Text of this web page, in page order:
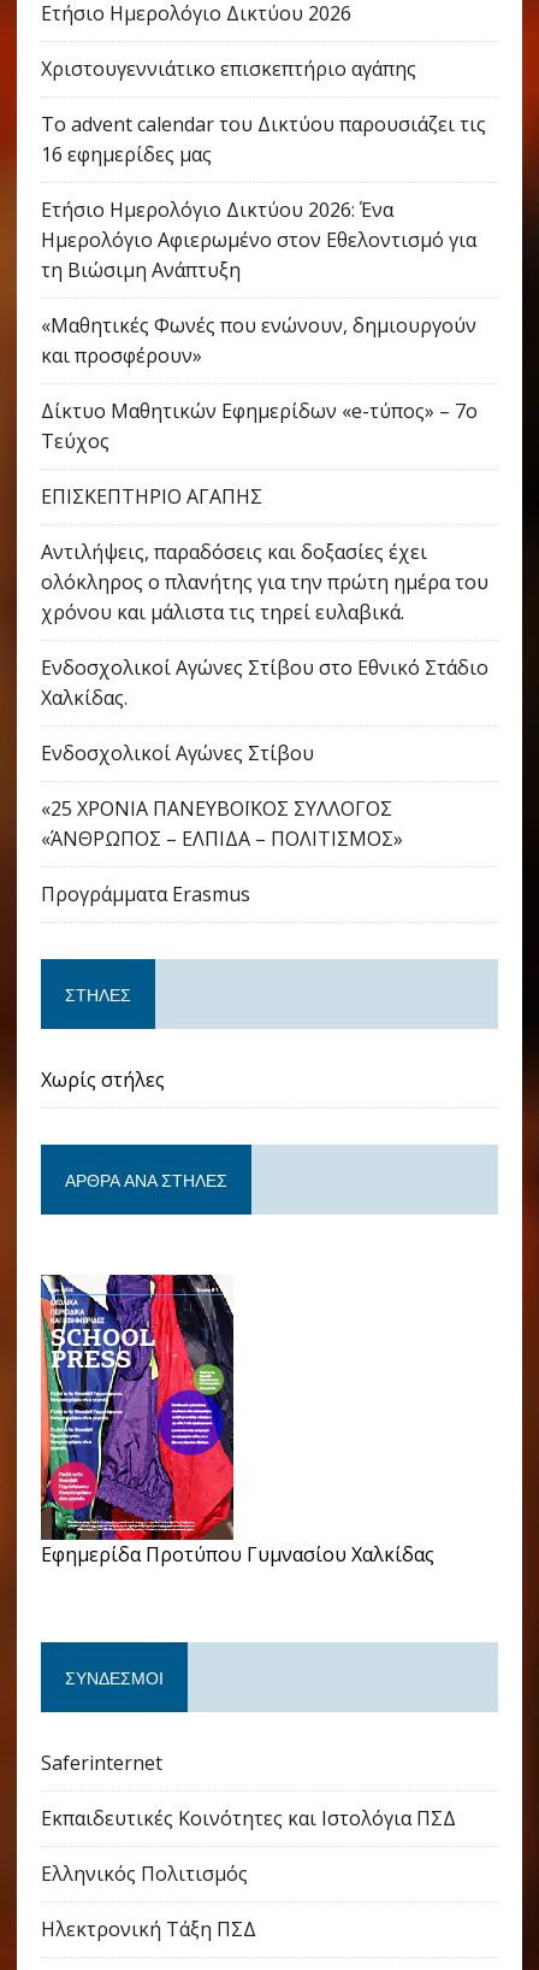
Ετήσιο Ημερολόγιο Δικτύου 2026
Χριστουγεννιάτικο επισκεπτήριο αγάπης
Το advent calendar του Δικτύου παρουσιάζει τις
16 εφημερίδες μας
Ετήσιο Ημερολόγιο Δικτύου 2026: Ένα
Ημερολόγιο Αφιερωμένο στον Εθελοντισμό για
τη Βιώσιμη Ανάπτυξη
«Μαθητικές Φωνές που ενώνουν, δημιουργούν
και προσφέρουν»
Δίκτυο Μαθητικών Εφημερίδων «e-τύπος» – 7ο
Τεύχος
ΕΠΙΣΚΕΠΤΗΡΙΟ ΑΓΑΠΗΣ
Αντιλήψεις, παραδόσεις και δοξασίες έχει
ολόκληρος ο πλανήτης για την πρώτη ημέρα του
χρόνου και μάλιστα τις τηρεί ευλαβικά.
Ενδοσχολικοί Αγώνες Στίβου στο Εθνικό Στάδιο
Χαλκίδας.
Ενδοσχολικοί Αγώνες Στίβου
«25 ΧΡΟΝΙΑ ΠΑΝΕΥΒΟΪΚΟΣ ΣΥΛΛΟΓΟΣ
«ΆΝΘΡΩΠΟΣ – ΕΛΠΙΔΑ – ΠΟΛΙΤΙΣΜΟΣ»
Προγράμματα Erasmus
ΣΤΉΛΕΣ
Χωρίς στήλες
ΆΡΘΡΑ ΑΝΆ ΣΤΉΛΕΣ
Εφημερίδα Προτύπου Γυμνασίου Χαλκίδας
ΣΎΝΔΕΣΜΟΙ
Saferinternet
Εκπαιδευτικές Κοινότητες και Ιστολόγια ΠΣΔ
Ελληνικός Πολιτισμός
Ηλεκτρονική Τάξη ΠΣΔ